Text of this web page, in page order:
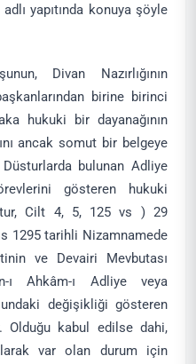
yapıtında konuya şöyle
Divan Nazırlığının
birine birinci
hukuki bir dayanağının
ancak somut bir belgeye
Düsturlarda bulunan Adliye
gösteren hukuki
Cilt 4, 5, 125 vs ) 29
1295 tarihli Nizamnamede
ve Devairi Mevbutası
ı Ahkâm-ı Adliye veya
değişikliği gösteren
Olduğu kabul edilse dahi,
var olan durum için